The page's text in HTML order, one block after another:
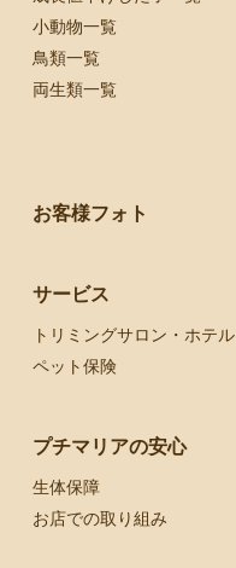
小動物一覧
鳥類一覧
両生類一覧
お客様フォト
サービス
トリミングサロン・ホテル
ペット保険
プチマリアの安心
生体保障
お店での取り組み